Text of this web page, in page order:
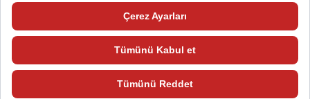
Size daha iyi bir kullanıcı deneyimi yaşatmayı hedefliyoruz. Bu nedenle,
çerezlerden ve web sitemizle nasıl etkileşimde bulunduğunuza ilişkin verileri
kaydedecek araçlardan faydalanıyoruz. Lütfen daha fazla bilgi almak ve çerez
ayarlarınızı nasıl değiştireceğinizi öğrenmek için